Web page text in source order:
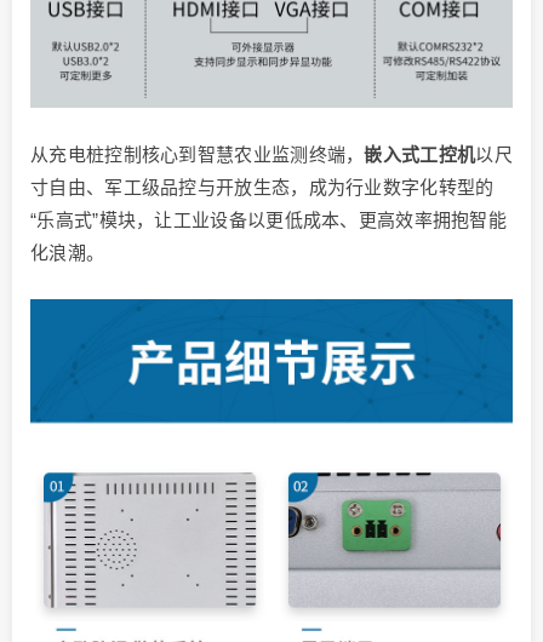
从充电桩控制核心到智慧农业监测终端，嵌入式工控机以尺
寸自由、军工级品控与开放生态，成为行业数字化转型的
“乐高式”模块，让工业设备以更低成本、更高效率拥抱智能
化浪潮。